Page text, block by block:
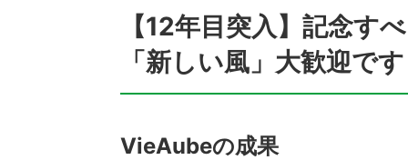
【12年目突入】記念す
「新しい風」大歓迎で
VieAubeの成果